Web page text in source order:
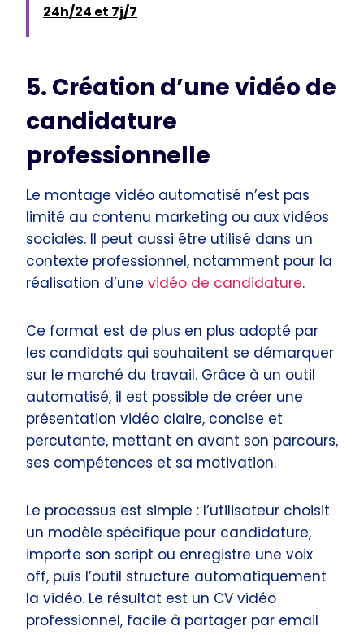
24h/24 et 7j/7
5. Création d’une vidéo de
candidature
professionnelle
Le montage vidéo automatisé n’est pas
limité au contenu marketing ou aux vidéos
sociales. Il peut aussi être utilisé dans un
contexte professionnel, notamment pour la
réalisation d’une vidéo de candidature.
Ce format est de plus en plus adopté par
les candidats qui souhaitent se démarquer
sur le marché du travail. Grâce à un outil
automatisé, il est possible de créer une
présentation vidéo claire, concise et
percutante, mettant en avant son parcours,
ses compétences et sa motivation.
Le processus est simple : l’utilisateur choisit
un modèle spécifique pour candidature,
importe son script ou enregistre une voix
off, puis l’outil structure automatiquement
la vidéo. Le résultat est un CV vidéo
professionnel, facile à partager par email